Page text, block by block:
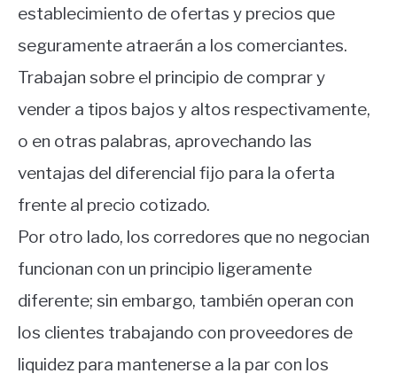
establecimiento de ofertas y precios que
seguramente atraerán a los comerciantes.
Trabajan sobre el principio de comprar y
vender a tipos bajos y altos respectivamente,
o en otras palabras, aprovechando las
ventajas del diferencial fijo para la oferta
frente al precio cotizado.
Por otro lado, los corredores que no negocian
funcionan con un principio ligeramente
diferente; sin embargo, también operan con
los clientes trabajando con proveedores de
liquidez para mantenerse a la par con los